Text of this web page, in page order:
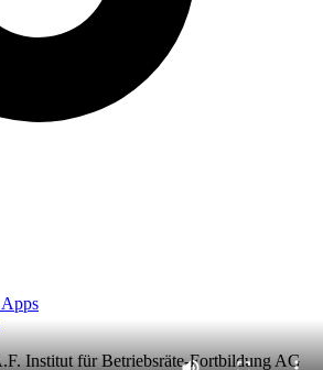
Institut für Betriebsräte-Fortbildung AG